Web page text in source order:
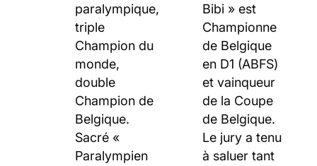
paralympique,
triple
Champion du
monde,
double
Champion de
Belgique.
Sacré «
Paralympien
Bibi » est
Championne
de Belgique
en D1 (ABFS)
et vainqueur
de la Coupe
de Belgique.
Le jury a tenu
à saluer tant